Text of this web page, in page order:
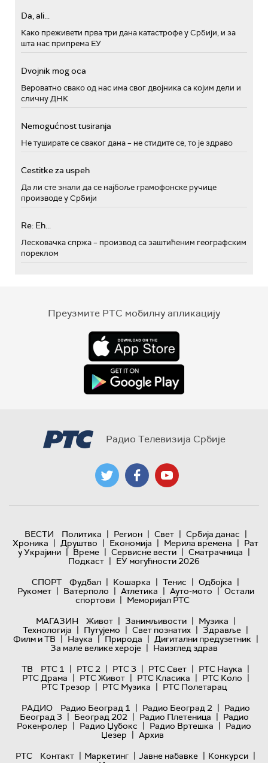
Da, ali...
Како преживети прва три дана катастрофе у Србији, и за
шта нас припрема ЕУ
Dvojnik mog oca
Вероватно свако од нас има свог двојника са којим дели и
сличну ДНК
Nemogućnost tusiranja
Не туширате се сваког дана – не стидите се, то је здраво
Cestitke za uspeh
Да ли сте знали да се најбоље грамофонске ручице
производе у Србији
Re: Eh...
Лесковачка спржа – производ са заштићеним географским
пореклом
Преузмите РТС мобилну апликацију
Радио Телевизија Србије
ВЕСТИ Политика | Регион | Свет | Србија данас |
Хроника | Друштво | Економија | Мерила времена | Рат
у Украјини | Време | Сервисне вести | Сматрачница |
Подкаст | ЕУ могућности 2026
СПОРТ
Фудбал | Кошарка | Тенис | Одбојка |
Рукомет | Ватерполо | Атлетика | Ауто-мото | Остали
спортови | Меморијал РТС
МАГАЗИН
Живот | Занимљивости | Музика |
Технологијa | Путујемо | Свет познатих | Здравље |
Филм и ТВ | Наука | Природа | Дигитални предузетник |
За мале велике хероје | Наизглед здрав
ТВ
РТС 1 | РТС 2 | РТС 3 | РТС Свет | РТС Наука |
РТС Драма | РТС Живот | РТС Класика | РТС Коло |
РТС Трезор | РТС Музика | РТС Полетарац
РАДИО
Радио Београд 1 | Радио Београд 2 | Радио
Београд 3 | Београд 202 | Радио Плетеница | Радио
Рокенролер | Радио Џубокс | Радио Вртешка | Радио
Џезер | Архив
РТС
Контакт | Маркетинг | Јавне набавке | Конкурси |